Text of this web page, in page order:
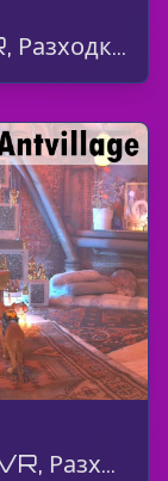
Мидтаун | Stray | 360° VR, Разходка, Геймплей, Без коментар, 4K
Antvillage | Stray | 360° VR, Разходка, Геймплей, Без Коментар, 4K